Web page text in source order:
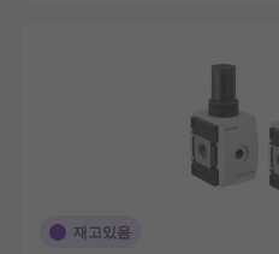
재고있음